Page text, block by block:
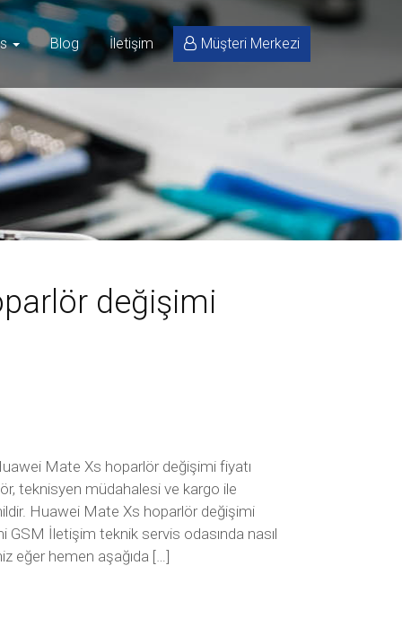
Blog İletişim Müşteri Merkezi
değişimi
Mate Xs hoparlör değişimi fiyatı
teknisyen müdahalesi ve kargo ile
Huawei Mate Xs hoparlör değişimi
İletişim teknik servis odasında nasıl
eğer hemen aşağıda […]